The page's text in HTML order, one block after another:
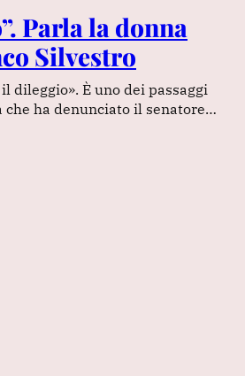
Parla la donna
Silvestro
dileggio». È uno dei passaggi
ha denunciato il senatore…